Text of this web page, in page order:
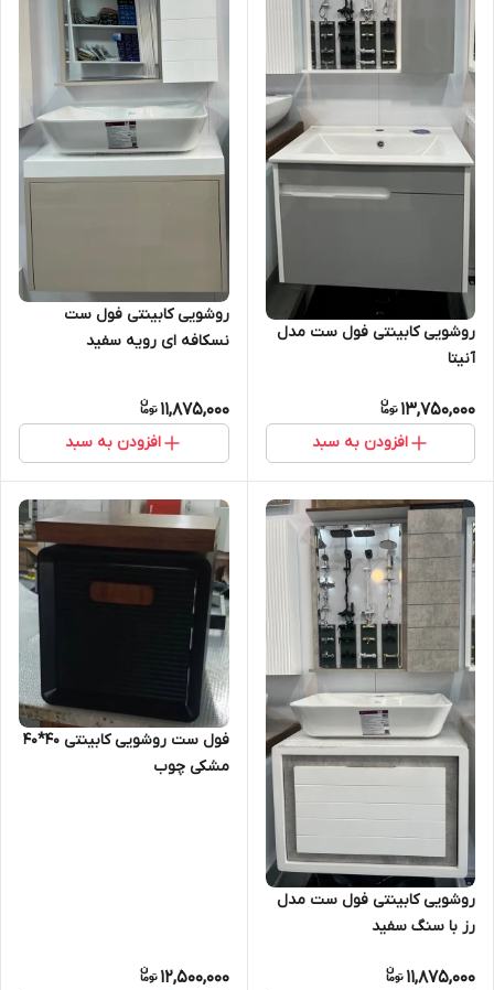
روشویی کابینتی فول ست مدل
آنیتا
13,750,000
افزودن به سبد
روشویی کابینتی فول ست
نسکافه ای رویه سفید
11,875,000
افزودن به سبد
روشویی کابینتی فول ست مدل
رز با سنگ سفید
11,875,000
فول ست روشویی کابینتی 40*40
مشکی چوب
12,500,000